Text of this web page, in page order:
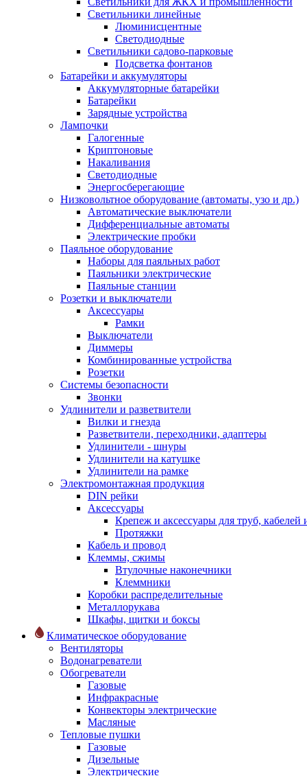
Светильники линейные
Люминисцентные
Светодиодные
Светильники садово-парковые
Подсветка фонтанов
Батарейки и аккумуляторы
Аккумуляторные батарейки
Батарейки
Зарядные устройства
Лампочки
Галогенные
Криптоновые
Накаливания
Светодиодные
Энергосберегающие
Низковольтное оборудование (автоматы, узо и др.)
Автоматические выключатели
Дифференциальные автоматы
Электрические пробки
Паяльное оборудование
Наборы для паяльных работ
Паяльники электрические
Паяльные станции
Розетки и выключатели
Аксессуары
Рамки
Выключатели
Диммеры
Комбинированные устройства
Розетки
Системы безопасности
Звонки
Удлинители и разветвители
Вилки и гнезда
Разветвители, переходники, адаптеры
Удлинители - шнуры
Удлинители на катушке
Удлинители на рамке
Электромонтажная продукция
DIN рейки
Аксессуары
Крепеж и аксессуары для труб, кабелей
Протяжки
Кабель и провод
Клеммы, сжимы
Втулочные наконечники
Клеммники
Коробки распределительные
Металлорукава
Шкафы, щитки и боксы
Климатическое оборудование
Вентиляторы
Водонагреватели
Обогреватели
Газовые
Инфракрасные
Конвекторы электрические
Масляные
Тепловые пушки
Газовые
Дизельные
Электрические